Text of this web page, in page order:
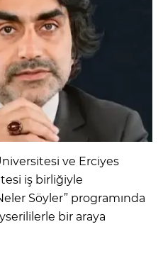
ve Erciyes
iş birliğiyle
Söyler” programında
bir araya